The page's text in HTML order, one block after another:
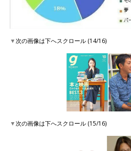
▼次の画像は下へスクロール (14/16)
▼次の画像は下へスクロール (15/16)